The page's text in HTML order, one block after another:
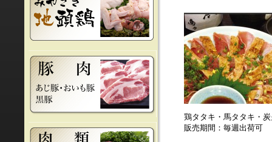
鶏タタキ・馬タタキ・
販売期間：毎週出荷可